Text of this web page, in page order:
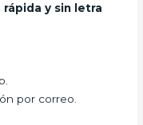
y sin letra
por correo.